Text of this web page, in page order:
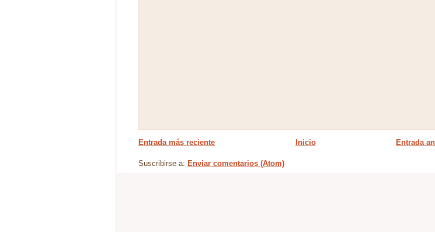
Entrada más reciente Entrada
Inicio
Suscribirse a: Enviar comentarios (Atom)